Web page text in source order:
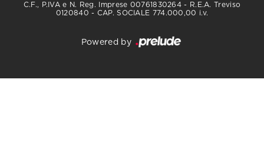
C.F., P.IVA e N. Reg. Imprese 00761830264 - R.E.A. Treviso
0120840 - CAP. SOCIALE 774.000,00 i.v.
Powered by